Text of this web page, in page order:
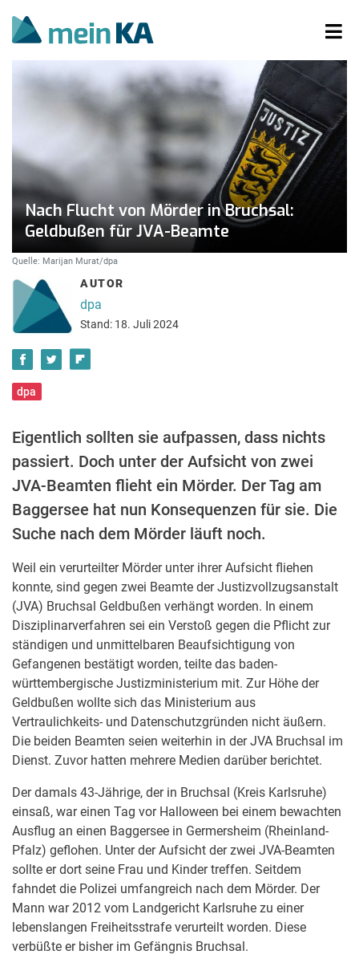
Nach Flucht von Mörder in Bruchsal:
Geldbußen für JVA-Beamte
Quelle: Marijan Murat/dpa
AUTOR
dpa
Stand: 18. Juli 2024
dpa
Eigentlich sollten sie aufpassen, dass nichts
passiert. Doch unter der Aufsicht von zwei
JVA-Beamten flieht ein Mörder. Der Tag am
Baggersee hat nun Konsequenzen für sie. Die
Suche nach dem Mörder läuft noch.
Weil ein verurteilter Mörder unter ihrer Aufsicht fliehen
konnte, sind gegen zwei Beamte der Justizvollzugsanstalt
(JVA) Bruchsal Geldbußen verhängt worden. In einem
Disziplinarverfahren sei ein Verstoß gegen die Pflicht zur
ständigen und unmittelbaren Beaufsichtigung von
Gefangenen bestätigt worden, teilte das baden-
württembergische Justizministerium mit. Zur Höhe der
Geldbußen wollte sich das Ministerium aus
Vertraulichkeits- und Datenschutzgründen nicht äußern.
Die beiden Beamten seien weiterhin in der JVA Bruchsal im
Dienst. Zuvor hatten mehrere Medien darüber berichtet.
Der damals 43-Jährige, der in Bruchsal (Kreis Karlsruhe)
einsaß, war einen Tag vor Halloween bei einem bewachten
Ausflug an einen Baggersee in Germersheim (Rheinland-
Pfalz) geflohen. Unter der Aufsicht der zwei JVA-Beamten
sollte er dort seine Frau und Kinder treffen. Seitdem
fahndet die Polizei umfangreich nach dem Mörder. Der
Mann war 2012 vom Landgericht Karlsruhe zu einer
lebenslangen Freiheitsstrafe verurteilt worden. Diese
verbüßte er bisher im Gefängnis Bruchsal.